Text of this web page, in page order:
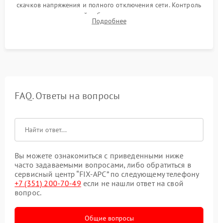
скачков напряжения и полного отключения сети. Контроль
времени автономной работы, температурного режима и
корректности формы выходного сигнала.
Подробнее
FAQ. Ответы на вопросы
Вы можете ознакомиться с приведенными ниже
часто задаваемыми вопросами, либо обратиться в
сервисный центр “FIX-APC” по следующему телефону
+7 (351) 200-70-49 если не нашли ответ на свой
вопрос.
Общие вопросы